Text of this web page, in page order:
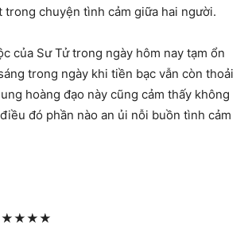
trong chuyện tình cảm giữa hai người.
của Sư Tử trong ngày hôm nay tạm ổn
trong ngày khi tiền bạc vẫn còn thoải
hoàng đạo này cũng cảm thấy không
đó phần nào an ủi nỗi buồn tình cảm